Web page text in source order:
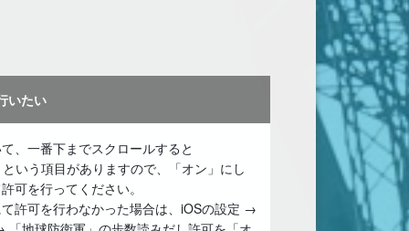
いたい
、一番下までスクロールすると
いう項目がありますので、「オン」にし
可を行ってください。
許可を行わなかった場合は、iOSの設定 →